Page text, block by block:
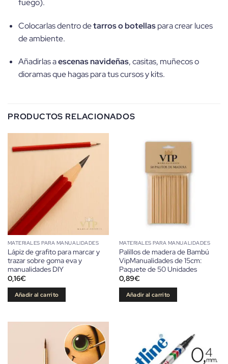
fuego).
Colocarlas dentro detarros o botellaspara crear luces
de ambiente.
Añadirlas aescenas navideñas, casitas, muñecos o
dioramas que hagas para tus cursos y kits.
PRODUCTOS RELACIONADOS
MATERIALES PARA MANUALIDADES
Lápiz de grafito para marcar y
trazar sobre goma eva y
manualidades DIY
0,16€
Añadir al carrito
MATERIALES PARA MANUALIDADES
Palillos de madera de Bambú
VipManualidades de 15cm:
Paquete de 50 Unidades
0,89€
Añadir al carrito